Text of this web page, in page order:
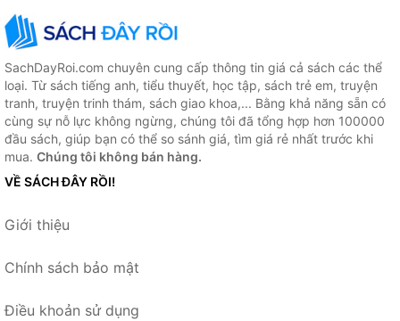
SachDayRoi.com chuyên cung cấp thông tin giá cả sách các thể
loại. Từ sách tiếng anh, tiểu thuyết, học tập, sách trẻ em, truyện
tranh, truyện trinh thám, sách giao khoa,... Bằng khả năng sẵn có
cùng sự nỗ lực không ngừng, chúng tôi đã tổng hợp hơn 100000
đầu sách, giúp bạn có thể so sánh giá, tìm giá rẻ nhất trước khi
mua. Chúng tôi không bán hàng.
VỀ SÁCH ĐÂY RỒI!
Giới thiệu
Chính sách bảo mật
Điều khoản sử dụng